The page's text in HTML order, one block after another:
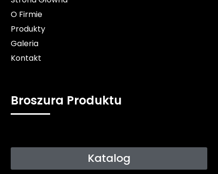
O Firmie
Produkty
Galeria
Kontakt
Broszura Produktu
Katalog